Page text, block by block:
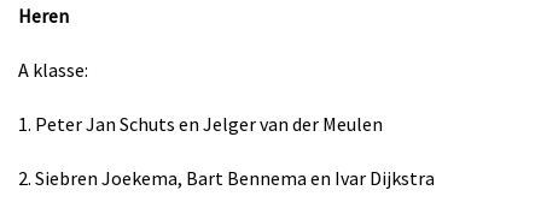
Heren
A klasse:
1. Peter Jan Schuts en Jelger van der Meulen
2. Siebren Joekema, Bart Bennema en Ivar Dijkstra